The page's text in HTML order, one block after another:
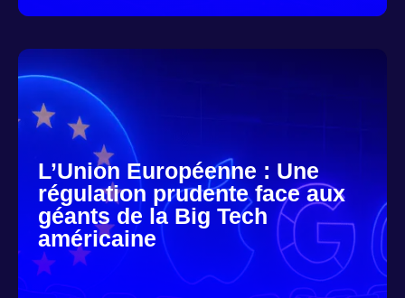
L’Union Européenne : Une
régulation prudente face aux
géants de la Big Tech
américaine